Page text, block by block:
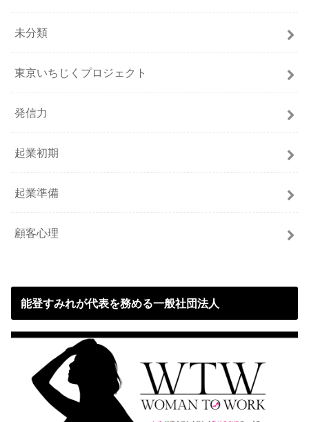
未分類
東京いちじくプロジェクト
発信力
起業初期
起業準備
顧客心理
能登すみれが代表を務める一般社団法人